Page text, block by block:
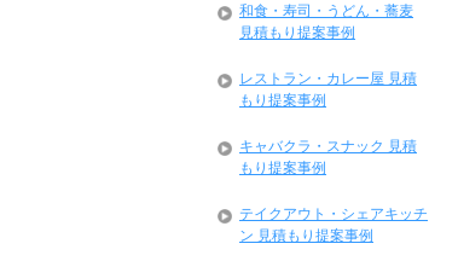
和食・寿司・うどん・蕎麦
見積もり提案事例
レストラン・カレー屋 見積
もり提案事例
キャバクラ・スナック 見積
もり提案事例
テイクアウト・シェアキッチ
ン 見積もり提案事例